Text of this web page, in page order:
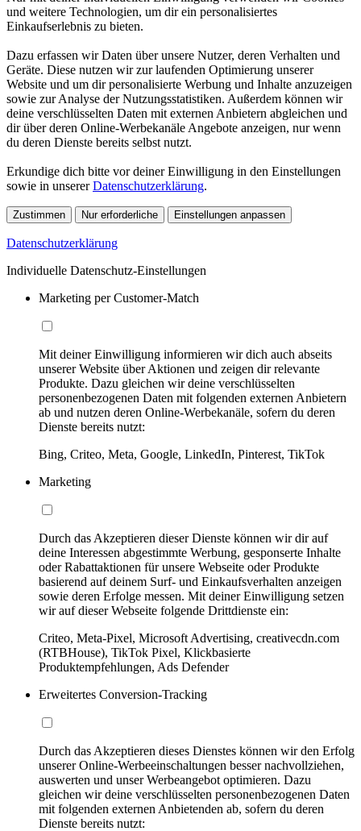
und weitere Technologien, um dir ein personalisiertes
Einkaufserlebnis zu bieten.
Dazu erfassen wir Daten über unsere Nutzer, deren Verhalten und
Geräte. Diese nutzen wir zur laufenden Optimierung unserer
Website und um dir personalisierte Werbung und Inhalte anzuzeigen
sowie zur Analyse der Nutzungsstatistiken. Außerdem können wir
deine verschlüsselten Daten mit externen Anbietern abgleichen und
dir über deren Online-Werbekanäle Angebote anzeigen, nur wenn
du deren Dienste bereits selbst nutzt.
Erkundige dich bitte vor deiner Einwilligung in den Einstellungen
sowie in unsererDatenschutzerklärung.
Zustimmen Nur erforderliche Einstellungen anpassen
Datenschutzerklärung
Individuelle Datenschutz-Einstellungen
Marketing per Customer-Match
Mit deiner Einwilligung informieren wir dich auch abseits
unserer Website über Aktionen und zeigen dir relevante
Produkte. Dazu gleichen wir deine verschlüsselten
personenbezogenen Daten mit folgenden externen Anbietern
ab und nutzen deren Online-Werbekanäle, sofern du deren
Dienste bereits nutzt:
Bing, Criteo, Meta, Google, LinkedIn, Pinterest, TikTok
Marketing
Durch das Akzeptieren dieser Dienste können wir dir auf
deine Interessen abgestimmte Werbung, gesponserte Inhalte
oder Rabattaktionen für unsere Webseite oder Produkte
basierend auf deinem Surf- und Einkaufsverhalten anzeigen
sowie deren Erfolge messen. Mit deiner Einwilligung setzen
wir auf dieser Webseite folgende Drittdienste ein:
Criteo, Meta-Pixel, Microsoft Advertising, creativecdn.com
(RTBHouse), TikTok Pixel, Klickbasierte
Produktempfehlungen, Ads Defender
Erweitertes Conversion-Tracking
Durch das Akzeptieren dieses Dienstes können wir den Erfolg
unserer Online-Werbeeinschaltungen besser nachvollziehen,
auswerten und unser Werbeangebot optimieren. Dazu
gleichen wir deine verschlüsselten personenbezogenen Daten
mit folgenden externen Anbietenden ab, sofern du deren
Dienste bereits nutzt: